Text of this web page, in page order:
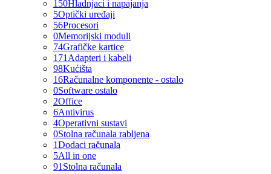
150Hladnjaci i napajanja
5Optički uređaji
56Procesori
0Memorijski moduli
74Grafičke kartice
171 Adapteri i kabeli
98Kućišta
16Računalne komponente - ostalo
0Software ostalo
2Office
6Antivirus
4Operativni sustavi
0Stolna računala rabljena
1Dodaci računala
5All in one
91 Stolna računala